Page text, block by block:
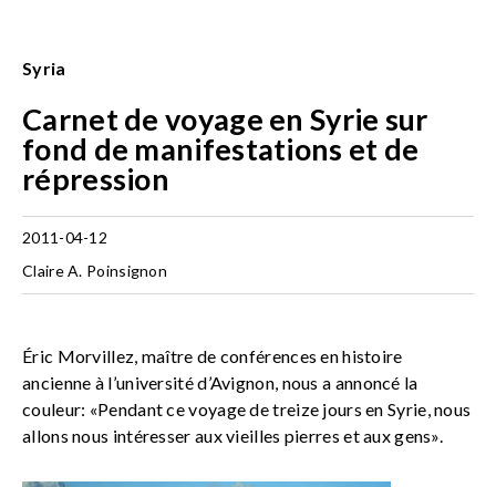
Syria
Carnet de voyage en Syrie sur
fond de manifestations et de
répression
2011-04-12
Claire A. Poinsignon
Éric Morvillez, maître de conférences en histoire
ancienne à l’université d’Avignon, nous a annoncé la
couleur: «Pendant ce voyage de treize jours en Syrie, nous
allons nous intéresser aux vieilles pierres et aux gens».